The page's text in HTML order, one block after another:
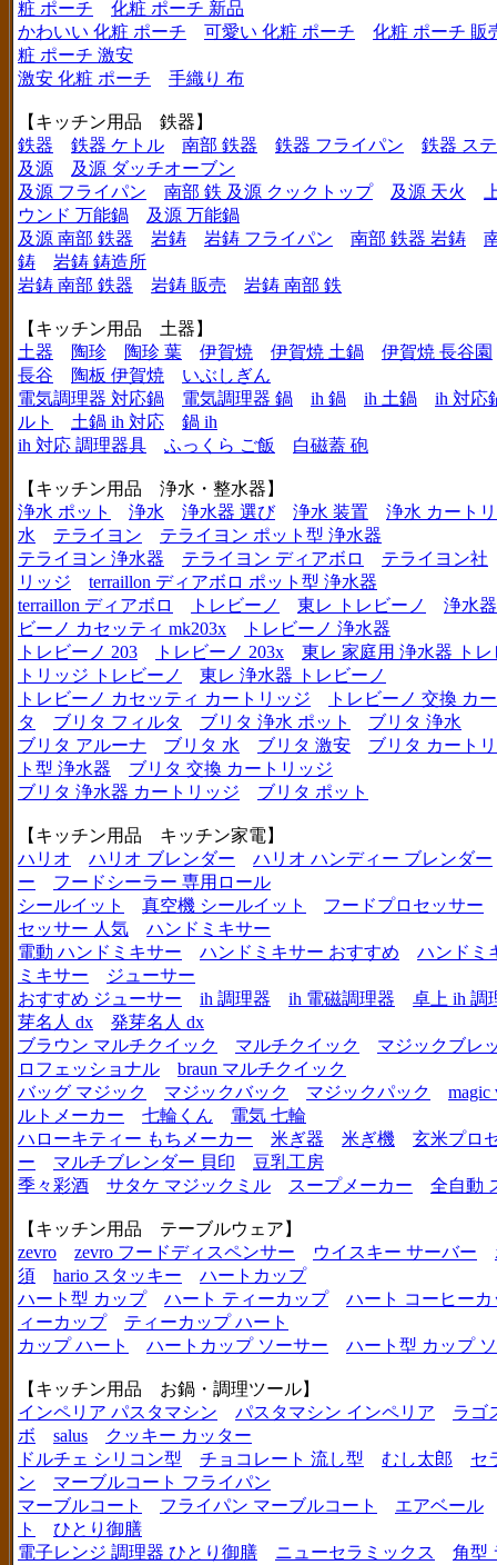
粧 ポーチ
化粧 ポーチ 新品
かわいい 化粧 ポーチ
可愛い 化粧 ポーチ
化粧 ポーチ 販
粧 ポーチ 激安
激安 化粧 ポーチ
手織り 布
【キッチン用品 鉄器】
鉄器
鉄器 ケトル 南部 鉄器 鉄器 フライパン
鉄器 ス
及源
及源 ダッチオーブン
及源 フライパン
南部 鉄 及源 クックトップ 及源 天火
ウンド 万能鍋
及源 万能鍋
及源 南部 鉄器
岩鋳 岩鋳 フライパン 南部 鉄器 岩鋳
鋳
岩鋳 鋳造所
岩鋳 南部 鉄器
岩鋳 販売 岩鋳 南部 鉄
【キッチン用品 土器】
土器
陶珍 陶珍 葉 伊賀焼 伊賀焼 土鍋
伊賀焼 長谷園
長谷
陶板 伊賀焼
いぶしぎん
電気調理器 対応鍋
電気調理器 鍋 ih 鍋 ih 土鍋
ih 対応
ルト
土鍋 ih 対応
鍋 ih
ih 対応 調理器具
ふっくら ご飯 白磁蓋 砲
【キッチン用品 浄水・整水器】
浄水 ポット
浄水 浄水器 選び 浄水 装置
浄水 カート
水
テライヨン
テライヨン ポット型 浄水器
テライヨン 浄水器
テライヨン ディアボロ
テライヨン社
リッジ
terraillon ディアボロ ポット型 浄水器
terraillon ディアボロ
トレビーノ 東レ トレビーノ
浄水
ビーノ カセッティ mk203x
トレビーノ 浄水器
トレビーノ 203
トレビーノ 203x
東レ 家庭用 浄水器 トレ
トリッジ トレビーノ
東レ 浄水器 トレビーノ
トレビーノ カセッティ カートリッジ
トレビーノ 交換 カ
タ
ブリタ フィルタ ブリタ 浄水 ポット
ブリタ 浄水
ブリタ アルーナ
ブリタ 水 ブリタ 激安
ブリタ カート
ト型 浄水器
ブリタ 交換 カートリッジ
ブリタ 浄水器 カートリッジ
ブリタ ポット
【キッチン用品 キッチン家電】
ハリオ
ハリオ ブレンダー
ハリオ ハンディー ブレンダー
ー
フードシーラー 専用ロール
シールイット
真空機 シールイット
フードプロセッサー
セッサー 人気
ハンドミキサー
電動 ハンドミキサー
ハンドミキサー おすすめ
ハンドミ
ミキサー
ジューサー
おすすめ ジューサー
ih 調理器 ih 電磁調理器
卓上 ih 調
芽名人 dx
発芽名人 dx
ブラウン マルチクイック
マルチクイック
マジックブレ
ロフェッショナル
braun マルチクイック
バッグ マジック
マジックバック マジックパック
magic
ルトメーカー
七輪くん
電気 七輪
ハローキティー もちメーカー
米ぎ器 米ぎ機
玄米プロ
ー
マルチブレンダー 貝印
豆乳工房
季々彩酒
サタケ マジックミル スープメーカー 全自動
【キッチン用品 テーブルウェア】
zevro
zevro フードディスペンサー ウイスキー サーバー
須
hario スタッキー
ハートカップ
ハート型 カップ
ハート ティーカップ
ハート コーヒーカ
ィーカップ
ティーカップ ハート
カップ ハート
ハートカップ ソーサー ハート型 カップ
【キッチン用品 お鍋・調理ツール】
インペリア パスタマシン
パスタマシン インペリア
ラゴ
ボ
salus
クッキー カッター
ドルチェ シリコン型
チョコレート 流し型 むし太郎
セ
ン
マーブルコート フライパン
マーブルコート
フライパン マーブルコート
エアベール
ト
ひとり御膳
電子レンジ 調理器 ひとり御膳
ニューセラミックス
角型